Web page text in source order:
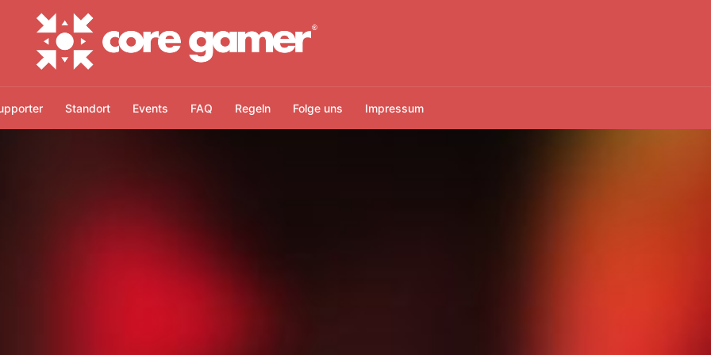
Standort Events FAQ Regeln Folge uns Impressum